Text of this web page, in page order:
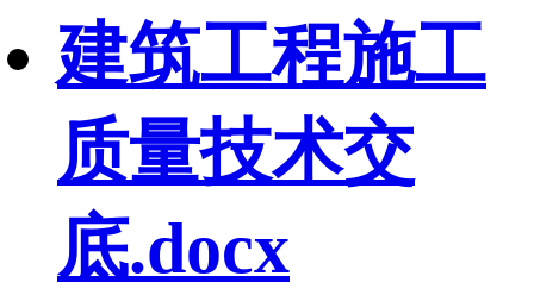
建筑工程施工
质量技术交
底.docx